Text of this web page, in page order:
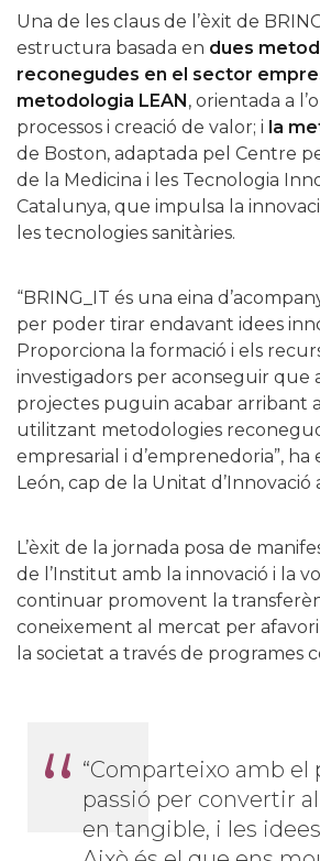
Una de les claus de l’èxit de BRING_IT és la seva
estructura basada en dues
reconegudes en el sector
metodologia LEAN, orientada a
processos i creació de valor; i la
de Boston, adaptada pel Centre
de la Medicina i les Tecnologia
Catalunya, que impulsa la
les tecnologies sanitàries.
“BRING_IT és una eina d’acompanyament molt útil
per poder tirar endavant idees
Proporciona la formació i els
investigadors per aconseguir que
projectes puguin acabar arribant
utilitzant metodologies
empresarial i d’emprenedoria”,
León, cap de la Unitat d’Innovació
L’èxit de la jornada posa de manifest el compromís
de l’Institut amb la innovació i la
continuar promovent la
coneixement al mercat per
la societat a través de programes
“Comparteixo amb el programa la
passió per convertir
en tangible, i les